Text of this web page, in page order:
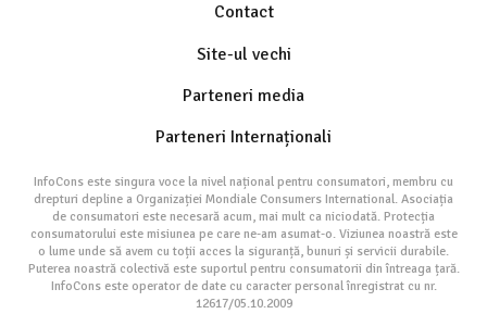
Contact
Site-ul vechi
Parteneri media
Parteneri Internaționali
InfoCons este singura voce la nivel național pentru consumatori, membru cu
drepturi depline a Organizației Mondiale Consumers International. Asociația
de consumatori este necesară acum, mai mult ca niciodată. Protecția
consumatorului este misiunea pe care ne-am asumat-o. Viziunea noastră este
o lume unde să avem cu toții acces la siguranță, bunuri și servicii durabile.
Puterea noastră colectivă este suportul pentru consumatorii din întreaga țară.
InfoCons este operator de date cu caracter personal înregistrat cu nr.
12617/05.10.2009